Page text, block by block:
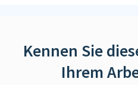
Kennen Sie
Ihrem